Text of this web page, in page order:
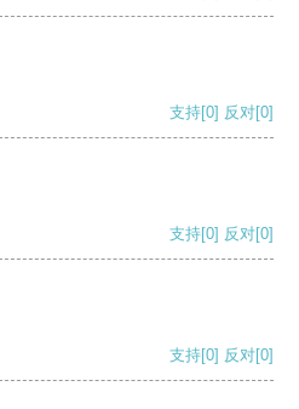
支持[0] 反对[0]
支持[0] 反对[0]
支持[0] 反对[0]